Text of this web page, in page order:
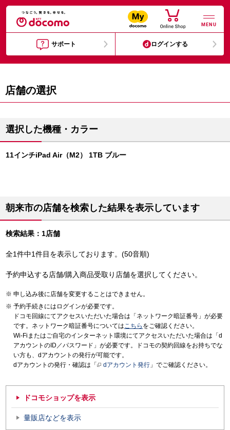
MENU
サポート ログインする
店舗の選択
選択した機種・カラー
11インチiPad Air（M2） 1TB ブルー
朝来市の店舗を検索した結果を表示しています
検索結果：1店舗
全1件中1件目を表示しております。(50音順)
予約申込する店舗/購入商品受取り店舗を選択してください。
申し込み後に店舗を変更することはできません。
予約手続きにはログインが必要です。
ドコモ回線にてアクセスいただいた場合は「ネットワーク暗証番号」が必要
です。ネットワーク暗証番号についてはこちら をご確認ください。
Wi-Fiまたはご自宅のインターネット環境にてアクセスいただいた場合は「d
アカウントのID／パスワード」が必要です。ドコモの契約回線をお持ちでな
い方も、dアカウントの発行が可能です。
dアカウントの発行・確認は「
dアカウント発行 」でご確認ください。
ドコモショップを表示
量販店などを表示